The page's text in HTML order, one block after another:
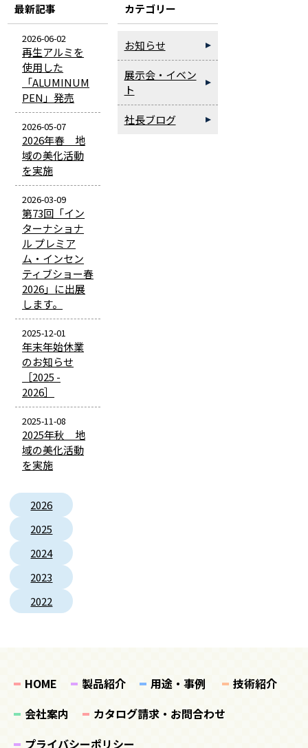
最新記事
2026-06-02
再生アルミを
使用した
「ALUMINUM
PEN」発売
2026-05-07
2026年春 地
域の美化活動
を実施
2026-03-09
第73回「イン
ターナショナ
ル プレミア
ム・インセン
ティブショー春
2026」に出展
します。
2025-12-01
年末年始休業
のお知らせ
［2025 -
2026］
2025-11-08
2025年秋 地
域の美化活動
を実施
カテゴリー
お知らせ
展示会・イベン
ト
社長ブログ
2026
2025
2024
2023
2022
HOME 製品紹介 用途・事例
技術紹介
会社案内
カタログ請求・お問合わせ
プライバシーポリシー